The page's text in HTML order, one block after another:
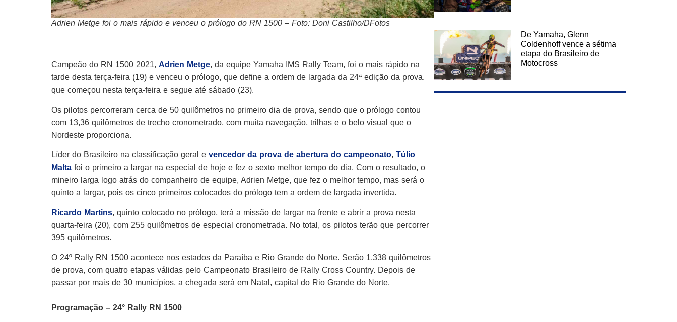
Adrien Metge foi o mais rápido e venceu o prólogo do RN 1500 – Foto: Doni Castilho/DFotos
Campeão do RN 1500 2021, Adrien Metge, da equipe Yamaha IMS Rally Team, foi o mais rápido na
tarde desta terça-feira (19) e venceu o prólogo, que define a ordem de largada da 24ª edição da prova,
que começou nesta terça-feira e segue até sábado (23).
Os pilotos percorreram cerca de 50 quilômetros no primeiro dia de prova, sendo que o prólogo contou
com 13,36 quilômetros de trecho cronometrado, com muita navegação, trilhas e o belo visual que o
Nordeste proporciona.
Líder do Brasileiro na classificação geral e vencedor da prova de abertura do campeonato, Túlio
Malta foi o primeiro a largar na especial de hoje e fez o sexto melhor tempo do dia. Com o resultado, o
mineiro larga logo atrás do companheiro de equipe, Adrien Metge, que fez o melhor tempo, mas será o
quinto a largar, pois os cinco primeiros colocados do prólogo tem a ordem de largada invertida.
Ricardo Martins, quinto colocado no prólogo, terá a missão de largar na frente e abrir a prova nesta
quarta-feira (20), com 255 quilômetros de especial cronometrada. No total, os pilotos terão que percorrer
395 quilômetros.
O 24º Rally RN 1500 acontece nos estados da Paraíba e Rio Grande do Norte. Serão 1.338 quilômetros
de prova, com quatro etapas válidas pelo Campeonato Brasileiro de Rally Cross Country. Depois de
passar por mais de 30 municípios, a chegada será em Natal, capital do Rio Grande do Norte.
Programação – 24° Rally RN 1500
De Yamaha, Glenn
Coldenhoff vence a sétima
etapa do Brasileiro de
Motocross